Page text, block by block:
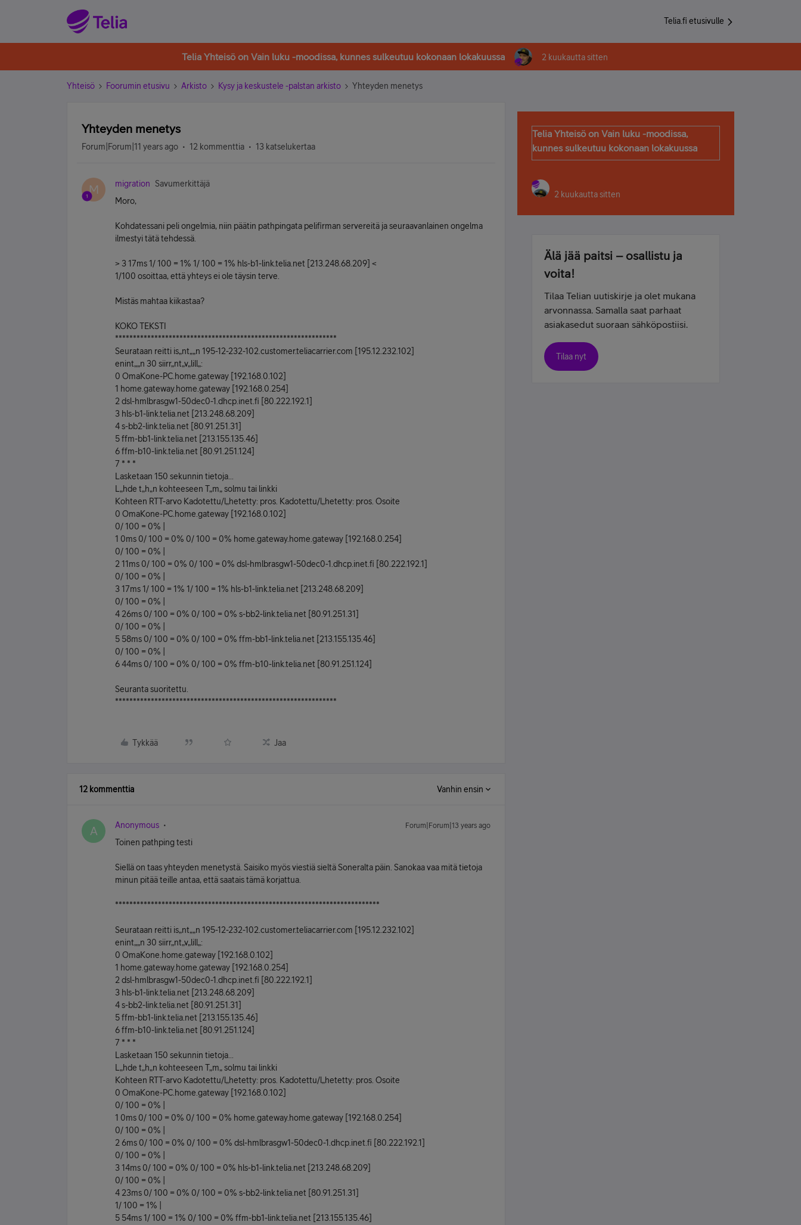
Telia.fi etusivulle
Telia Yhteisö on Vain luku -moodissa, kunnes sulkeutuu kokonaan lokakuussa 2 kuukautta sitten
Yhteisö Foorumin etusivu Arkisto Kysy ja keskustele -palstan arkisto Yhteyden menetys
Yhteyden menetys
Forum|Forum|11 years ago 12 kommenttia 13 katselukertaa
M migration
Savumerkittäjä
Moro,
Kohdatessani peli ongelmia, niin päätin pathpingata pelifirman servereitä ja seuraavanlainen ongelma
ilmestyi tätä tehdessä.
> 3 17ms 1/ 100 = 1% 1/ 100 = 1% hls-b1-link.telia.net [213.248.68.209] <
1/100 osoittaa, että yhteys ei ole täysin terve.
Mistäs mahtaa kiikastaa?
KOKO TEKSTI
**************************************************************
Seurataan reitti is„nt„„n 195-12-232-102.customer.teliacarrier.com [195.12.232.102]
enint„„n 30 siirr„nt„v„lill„:
0 OmaKone-PC.home.gateway [192.168.0.102]
1 home.gateway.home.gateway [192.168.0.254]
2 dsl-hmlbrasgw1-50dec0-1.dhcp.inet.fi [80.222.192.1]
3 hls-b1-link.telia.net [213.248.68.209]
4 s-bb2-link.telia.net [80.91.251.31]
5 ffm-bb1-link.telia.net [213.155.135.46]
6 ffm-b10-link.telia.net [80.91.251.124]
7 * * *
Lasketaan 150 sekunnin tietoja...
L„hde t„h„n kohteeseen T„m„ solmu tai linkki
Kohteen RTT-arvo Kadotettu/l„hetetty: pros. Kadotettu/l„hetetty: pros. Osoite
0 OmaKone-PC.home.gateway [192.168.0.102]
0/ 100 = 0% |
1 0ms 0/ 100 = 0% 0/ 100 = 0% home.gateway.home.gateway [192.168.0.254]
0/ 100 = 0% |
2 11ms 0/ 100 = 0% 0/ 100 = 0% dsl-hmlbrasgw1-50dec0-1.dhcp.inet.fi [80.222.192.1]
0/ 100 = 0% |
3 17ms 1/ 100 = 1% 1/ 100 = 1% hls-b1-link.telia.net [213.248.68.209]
0/ 100 = 0% |
4 26ms 0/ 100 = 0% 0/ 100 = 0% s-bb2-link.telia.net [80.91.251.31]
0/ 100 = 0% |
5 58ms 0/ 100 = 0% 0/ 100 = 0% ffm-bb1-link.telia.net [213.155.135.46]
0/ 100 = 0% |
6 44ms 0/ 100 = 0% 0/ 100 = 0% ffm-b10-link.telia.net [80.91.251.124]
Seuranta suoritettu.
**************************************************************
Tykkää Jaa
12 kommenttia Vanhin ensin
A Anonymous Forum|Forum|13 years ago
Toinen pathping testi
Siellä on taas yhteyden menetystä. Saisiko myös viestiä sieltä Soneralta päin. Sanokaa vaa mitä tietoja
minun pitää teille antaa, että saatais tämä korjattua.
**************************************************************************
Seurataan reitti is„nt„„n 195-12-232-102.customer.teliacarrier.com [195.12.232.102]
enint„„n 30 siirr„nt„v„lill„:
0 OmaKone.home.gateway [192.168.0.102]
1 home.gateway.home.gateway [192.168.0.254]
2 dsl-hmlbrasgw1-50dec0-1.dhcp.inet.fi [80.222.192.1]
3 hls-b1-link.telia.net [213.248.68.209]
4 s-bb2-link.telia.net [80.91.251.31]
5 ffm-bb1-link.telia.net [213.155.135.46]
6 ffm-b10-link.telia.net [80.91.251.124]
7 * * *
Lasketaan 150 sekunnin tietoja...
L„hde t„h„n kohteeseen T„m„ solmu tai linkki
Kohteen RTT-arvo Kadotettu/l„hetetty: pros. Kadotettu/l„hetetty: pros. Osoite
0 OmaKone-PC.home.gateway [192.168.0.102]
0/ 100 = 0% |
1 0ms 0/ 100 = 0% 0/ 100 = 0% home.gateway.home.gateway [192.168.0.254]
0/ 100 = 0% |
2 6ms 0/ 100 = 0% 0/ 100 = 0% dsl-hmlbrasgw1-50dec0-1.dhcp.inet.fi [80.222.192.1]
0/ 100 = 0% |
3 14ms 0/ 100 = 0% 0/ 100 = 0% hls-b1-link.telia.net [213.248.68.209]
0/ 100 = 0% |
4 23ms 0/ 100 = 0% 0/ 100 = 0% s-bb2-link.telia.net [80.91.251.31]
1/ 100 = 1% |
5 54ms 1/ 100 = 1% 0/ 100 = 0% ffm-bb1-link.telia.net [213.155.135.46]
Telia Yhteisö on Vain luku -moodissa,
kunnes sulkeutuu kokonaan lokakuussa
2 kuukautta sitten
Älä jää paitsi – osallistu ja
voita!
Tilaa Telian uutiskirje ja olet mukana
arvonnassa. Samalla saat parhaat
asiakasedut suoraan sähköpostiisi.
Tilaa nyt